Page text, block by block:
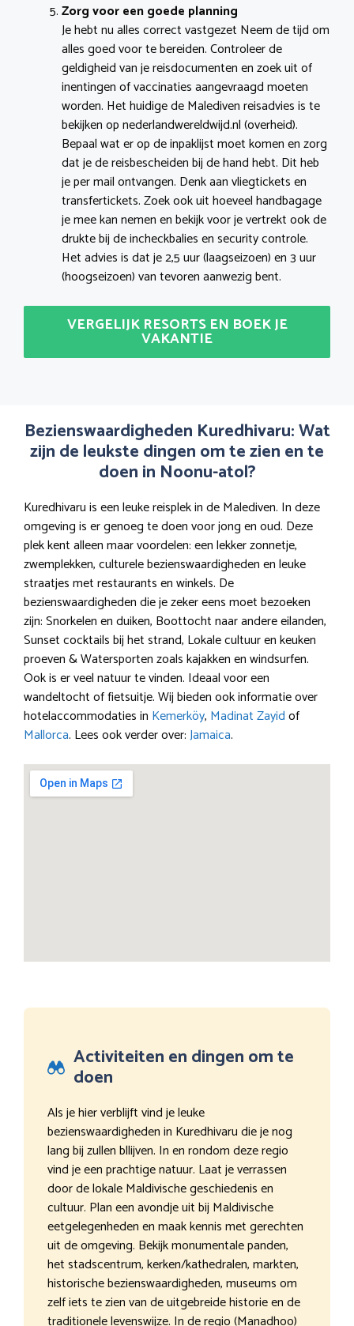
Zorg voor een goede planning
Je hebt nu alles correct vastgezet Neem de tijd om
alles goed voor te bereiden. Controleer de
geldigheid van je reisdocumenten en zoek uit of
inentingen of vaccinaties aangevraagd moeten
worden. Het huidige de Malediven reisadvies is te
bekijken op nederlandwereldwijd.nl (overheid).
Bepaal wat er op de inpaklijst moet komen en zorg
dat je de reisbescheiden bij de hand hebt. Dit heb
je per mail ontvangen. Denk aan vliegtickets en
transfertickets. Zoek ook uit hoeveel handbagage
je mee kan nemen en bekijk voor je vertrekt ook de
drukte bij de incheckbalies en security controle.
Het advies is dat je 2,5 uur (laagseizoen) en 3 uur
(hoogseizoen) van tevoren aanwezig bent.
VERGELIJK RESORTS EN BOEK JE
VAKANTIE
Bezienswaardigheden Kuredhivaru: Wat
zijn de leukste dingen om te zien en te
doen in Noonu-atol?
Kuredhivaru is een leuke reisplek in de Malediven. In deze
omgeving is er genoeg te doen voor jong en oud. Deze
plek kent alleen maar voordelen: een lekker zonnetje,
zwemplekken, culturele bezienswaardigheden en leuke
straatjes met restaurants en winkels. De
bezienswaardigheden die je zeker eens moet bezoeken
zijn: Snorkelen en duiken, Boottocht naar andere eilanden,
Sunset cocktails bij het strand, Lokale cultuur en keuken
proeven & Watersporten zoals kajakken en windsurfen.
Ook is er veel natuur te vinden. Ideaal voor een
wandeltocht of fietsuitje. Wij bieden ook informatie over
hotelaccommodaties in Kemerköy, Madinat Zayidof
Mallorca. Lees ook verder over:Jamaica.
Activiteiten en dingen om te
doen
Als je hier verblijft vind je leuke
bezienswaardigheden in Kuredhivaru die je nog
lang bij zullen bllijven. In en rondom deze regio
vind je een prachtige natuur. Laat je verrassen
door de lokale Maldivische geschiedenis en
cultuur. Plan een avondje uit bij Maldivische
eetgelegenheden en maak kennis met gerechten
uit de omgeving. Bekijk monumentale panden,
het stadscentrum, kerken/kathedralen, markten,
historische bezienswaardigheden, museums om
zelf iets te zien van de uitgebreide historie en de